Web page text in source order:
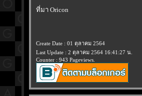
ที่มา Oricon
Create Date : 01 ตุลาคม 2564
Last Update : 2 ตุลาคม 2564 16:41:27 น.
Counter : 943 Pageviews.